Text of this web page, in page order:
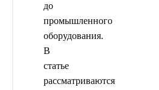
до
промышленного
оборудования.
В
статье
рассматриваются